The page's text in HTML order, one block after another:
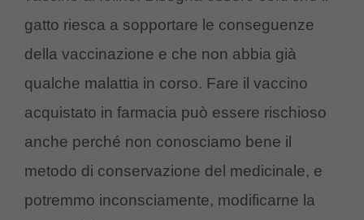
gatto riesca a sopportare le conseguenze
della vaccinazione e che non abbia già
qualche malattia in corso. Fare il vaccino
acquistato in farmacia può essere rischioso
anche perché non conosciamo bene il
metodo di conservazione del medicinale, e
potremmo inconsciamente, modificarne la